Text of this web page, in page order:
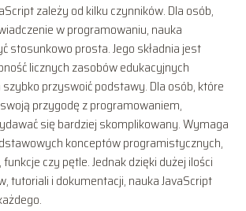
zależy od kilku czynników. Dla osób,
w programowaniu, nauka
stosunkowo prosta. Jego składnia jest
licznych zasobów edukacyjnych
przyswoić podstawy. Dla osób, które
przygodę z programowaniem,
się bardziej skomplikowany. Wymaga
konceptów programistycznych,
czy pętle. Jednak dzięki dużej ilości
tutoriali i dokumentacji, nauka JavaScript